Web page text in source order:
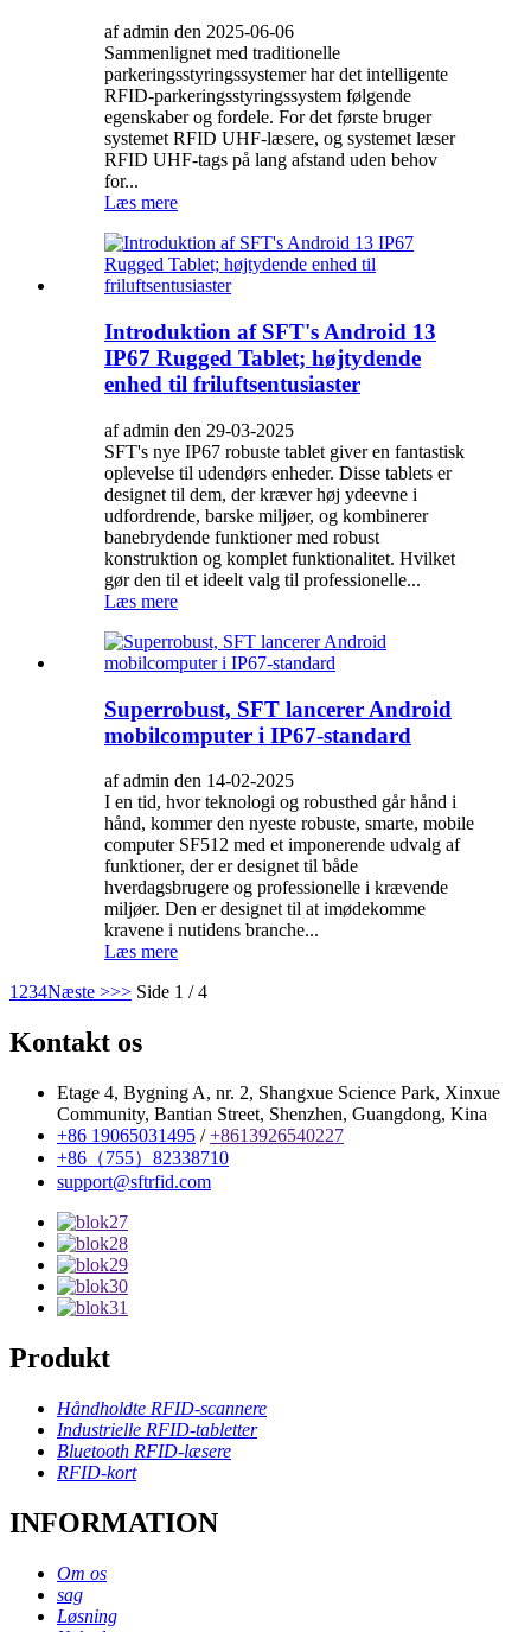
af admin den 2025-06-06
Sammenlignet med traditionelle
parkeringsstyringssystemer har det intelligente
RFID-parkeringsstyringssystem følgende
egenskaber og fordele. For det første bruger
systemet RFID UHF-læsere, og systemet læser
RFID UHF-tags på lang afstand uden behov
for...
Læs mere
Introduktion af SFT's Android 13
IP67 Rugged Tablet; højtydende
enhed til friluftsentusiaster
af admin den 29-03-2025
SFT's nye IP67 robuste tablet giver en fantastisk
oplevelse til udendørs enheder. Disse tablets er
designet til dem, der kræver høj ydeevne i
udfordrende, barske miljøer, og kombinerer
banebrydende funktioner med robust
konstruktion og komplet funktionalitet. Hvilket
gør den til et ideelt valg til professionelle...
Læs mere
Superrobust, SFT lancerer Android
mobilcomputer i IP67-standard
af admin den 14-02-2025
I en tid, hvor teknologi og robusthed går hånd i
hånd, kommer den nyeste robuste, smarte, mobile
computer SF512 med et imponerende udvalg af
funktioner, der er designet til både
hverdagsbrugere og professionelle i krævende
miljøer. Den er designet til at imødekomme
kravene i nutidens branche...
Læs mere
1 234Næste >>> Side 1 / 4
Kontakt os
Etage 4, Bygning A, nr. 2, Shangxue Science Park, Xinxue
Community, Bantian Street, Shenzhen, Guangdong, Kina
+86 19065031495 /+8613926540227
+86（755）82338710
support@sftrfid.com
Produkt
Håndholdte RFID-scannere
Industrielle RFID-tabletter
Bluetooth RFID-læsere
RFID-kort
INFORMATION
Om os
sag
Løsning